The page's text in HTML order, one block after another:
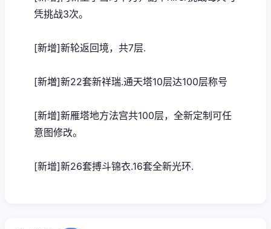
凭挑战3次。
[新增]新轮返回境，共7层.
[新増]新22套新祥瑞.通天塔10层达100层称号
[新增]新雁塔地方法宫共100层，全新定制可任
意图修改。
[新增]新26套搏斗锦衣.16套全新光环.